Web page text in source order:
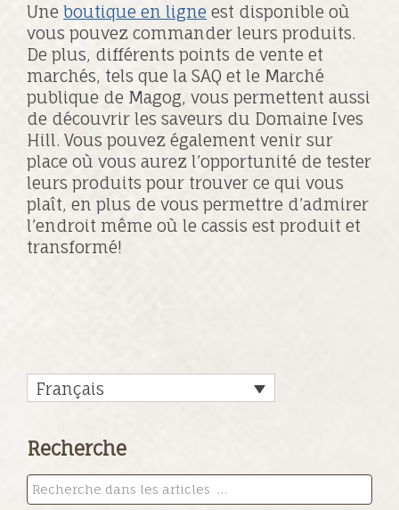
Une boutique en ligne est disponible où
vous pouvez commander leurs produits.
De plus, différents points de vente et
marchés, tels que la SAQ et le Marché
publique de Magog, vous permettent aussi
de découvrir les saveurs du Domaine Ives
Hill. Vous pouvez également venir sur
place où vous aurez l’opportunité de tester
leurs produits pour trouver ce qui vous
plaît, en plus de vous permettre d’admirer
l’endroit même où le cassis est produit et
transformé!
Français
Recherche
Recherche